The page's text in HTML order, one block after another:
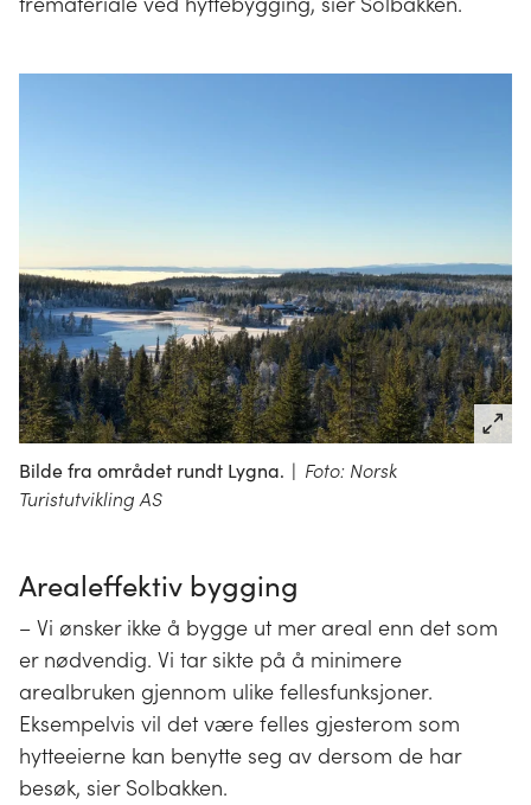
Bilde fra området rundt Lygna. | Foto: Norsk
Turistutvikling AS
Arealeffektiv bygging
– Vi ønsker ikke å bygge ut mer areal enn det som
er nødvendig. Vi tar sikte på å minimere
arealbruken gjennom ulike fellesfunksjoner.
Eksempelvis vil det være felles gjesterom som
hytteeierne kan benytte seg av dersom de har
besøk, sier Solbakken.